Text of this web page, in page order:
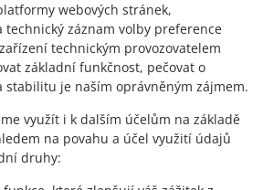
webových stránek,
technický záznam volby preference
technickým provozovatelem
základní funkčnost, pečovat o
stabilitu je naším oprávněným zájmem.
využít i k dalším účelům na základě
na povahu a účel využití údajů
druhy: